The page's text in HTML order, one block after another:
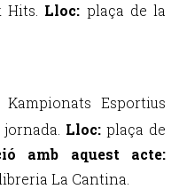
Hits. Lloc: plaça de la
Kampionats Esportius
Lloc: plaça de
amb aquest acte:
La Cantina.